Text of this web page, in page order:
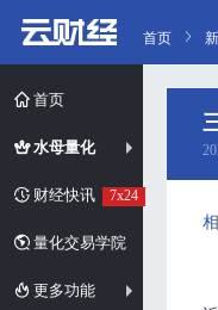
首页
水母量化
财经快讯 7x24
量化交易学院
更多功能
首页